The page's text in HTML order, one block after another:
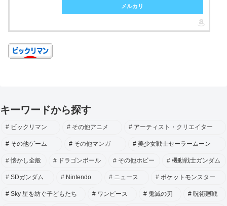
メルカリ
キーワードから探す
ビックリマン その他アニメ アーティスト・クリエイター
その他ゲーム その他マンガ 美少女戦士セーラームーン
懐かし全般 ドラゴンボール その他ホビー 機動戦士ガンダム
SDガンダム Nintendo ニュース ポケットモンスター
Sky 星を紡ぐ子どもたち ワンピース 鬼滅の刃 呪術廻戦